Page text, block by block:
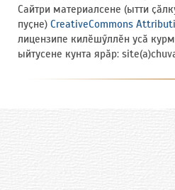
Сайтри материалсене (ытти
пуҫне) CreativeCommons
лицензипе килӗшӳллӗн усӑ
ыйтусене кунта ярӑр: